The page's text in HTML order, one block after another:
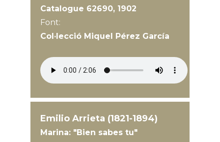
Catalogue 62690, 1902
Font:
Col·lecció Miquel Pérez García
Emilio Arrieta (1821-1894)
Marina: "Bien sabes tu"